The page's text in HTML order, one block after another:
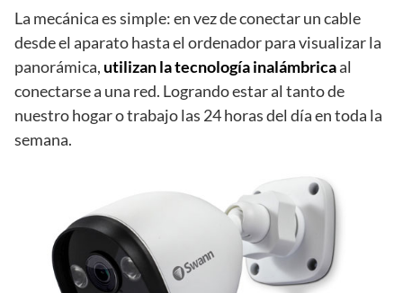
La mecánica es simple: en vez de conectar un cable
desde el aparato hasta el ordenador para visualizar la
panorámica, utilizan la tecnología inalámbricaal
conectarse a una red. Logrando estar al tanto de
nuestro hogar o trabajo las 24 horas del día en toda la
semana.